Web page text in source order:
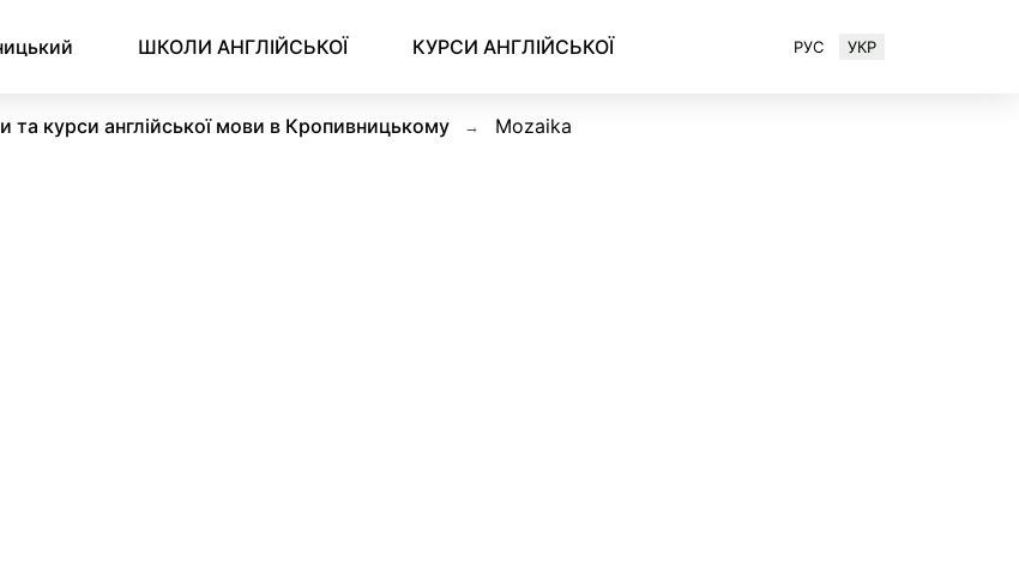
РУС УКР
ШКОЛИ АНГЛІЙСЬКОЇ КУРСИ АНГЛІЙСЬКОЇ
та курси англійської мови в Кропивницькому Mozaika